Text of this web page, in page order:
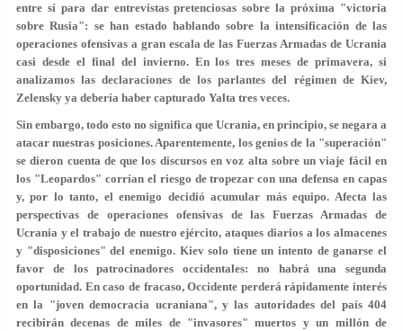
entre sí para dar entrevistas pretenciosas sobre la próxima "victoria
sobre Rusia": se han estado hablando sobre la intensificación de las
operaciones ofensivas a gran escala de las Fuerzas Armadas de Ucrania
casi desde el final del invierno. En los tres meses de primavera, si
analizamos las declaraciones de los parlantes del régimen de Kiev,
Zelensky ya debería haber capturado Yalta tres veces.
Sin embargo, todo esto no significa que Ucrania, en principio, se negara a
atacar nuestras posiciones. Aparentemente, los genios de la "superación"
se dieron cuenta de que los discursos en voz alta sobre un viaje fácil en
los "Leopardos" corrían el riesgo de tropezar con una defensa en capas
y, por lo tanto, el enemigo decidió acumular más equipo. Afecta las
perspectivas de operaciones ofensivas de las Fuerzas Armadas de
Ucrania y el trabajo de nuestro ejército, ataques diarios a los almacenes
y "disposiciones" del enemigo. Kiev solo tiene un intento de ganarse el
favor de los patrocinadores occidentales: no habrá una segunda
oportunidad. En caso de fracaso, Occidente perderá rápidamente interés
en la "joven democracia ucraniana", y las autoridades del país 404
recibirán decenas de miles de "invasores" muertos y un millón de